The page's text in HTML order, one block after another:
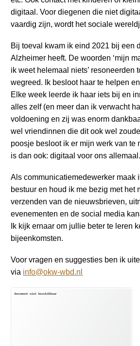
t
digitaal. Voor diegenen die niet
vaardig zijn, wordt het sociale
Bij toeval kwam ik eind 2021 bij een
Alzheimer heeft. De woorden ‘mijn
ik weet helemaal niets’ resoneerden
wegreed. Ik besloot haar te helpen
Elke week leerde ik haar iets bij en
alles zelf (en meer dan ik verwacht
voldoening en zij was enorm
wel vriendinnen die dit ook wel
poosje besloot ik er mijn werk van te
is dan ook: digitaal voor ons allemaal.
Als communicatiemedewerker maak
bestuur en houd ik me bezig met het
verzenden van de nieuwsbrieven,
evenementen en de social media
Ik kijk ernaar om jullie beter te leren
bijeenkomsten.
Voor vragen en suggesties ben ik
via info@okw-wbd.nl